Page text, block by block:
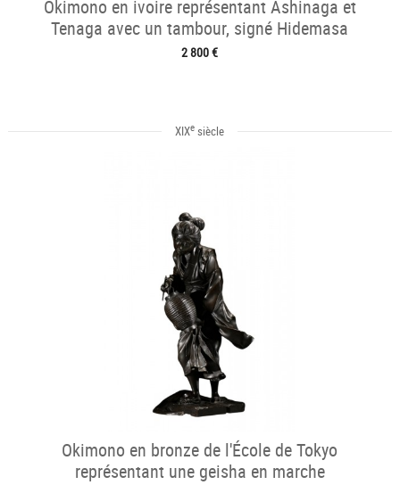
Okimono en ivoire représentant Ashinaga et
Tenaga avec un tambour, signé Hidemasa
2 800 €
XIXe siècle
Okimono en bronze de l'École de Tokyo
représentant une geisha en marche